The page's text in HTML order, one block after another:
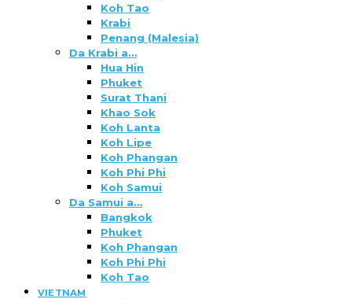
Koh Tao
Krabi
Penang (Malesia)
Da Krabi a…
Hua Hin
Phuket
Surat Thani
Khao Sok
Koh Lanta
Koh Lipe
Koh Phangan
Koh Phi Phi
Koh Samui
Da Samui a…
Bangkok
Phuket
Koh Phangan
Koh Phi Phi
Koh Tao
VIETNAM